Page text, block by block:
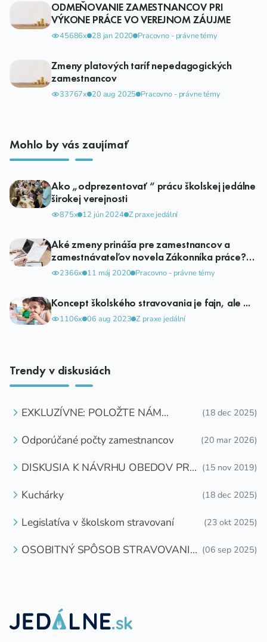
ODMEŇOVANIE ZAMESTNANCOV PRI
VÝKONE PRÁCE VO VEREJNOM ZÁUJME
45686x 28 jan 2020 Pracovno - právne témy
Zmeny platových taríf nepedagogických
zamestnancov
33767x 20 aug 2025 Pracovno - právne témy
Mohlo by vás zaujímať
Ako „odprezentovať “ prácu školskej jedálne
širokej verejnosti
875x 12 jún 2024 Z praxe jedální
Aké zmeny prináša pre zamestnancov a
zamestnávateľov novela Zákonníka práce?
Na čo má zamestnanec nárok?
2366x 11 máj 2020 Pracovno - právne témy
Koncept školského stravovania je fajn, ale ...
1106x 06 aug 2023 Z praxe jedální
Trendy v diskusiách
EXKLUZÍVNE: POLOŽTE NÁM
(18 dec 2025)
Odporúčané počty zamestnancov (20 mar 2026)
DISKUSIA K NÁVRHU OBEDOV PRE
(15 nov 2019)
Kuchárky (18 dec 2025)
Legislatíva v školskom stravovaní (23 okt 2025)
OSOBITNÝ SPÔSOB STRAVOVANIA (06 sep 2025)